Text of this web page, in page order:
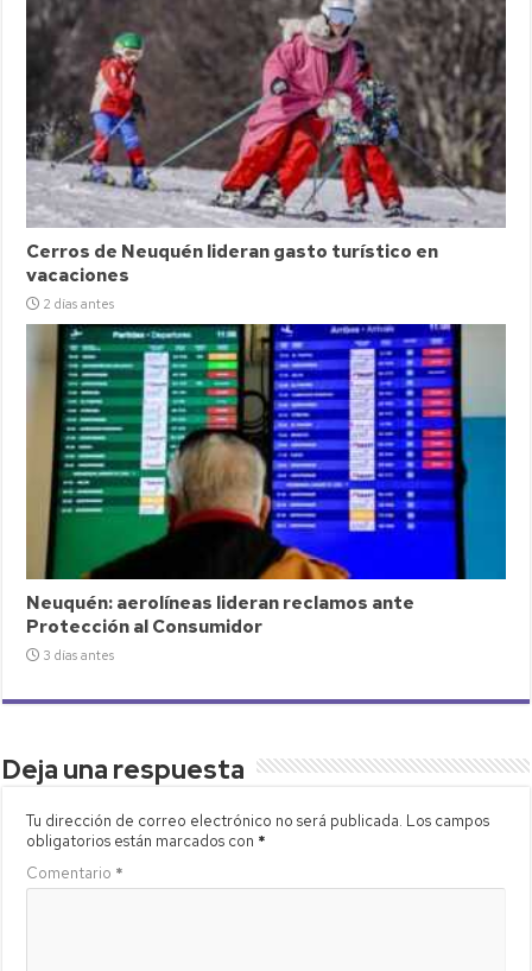
Cerros de Neuquén lideran gasto turístico en
vacaciones
2 días antes
Neuquén: aerolíneas lideran reclamos ante
Protección al Consumidor
3 días antes
Deja una respuesta
Tu dirección de correo electrónico no será publicada. Los campos
obligatorios están marcados con *
Comentario *